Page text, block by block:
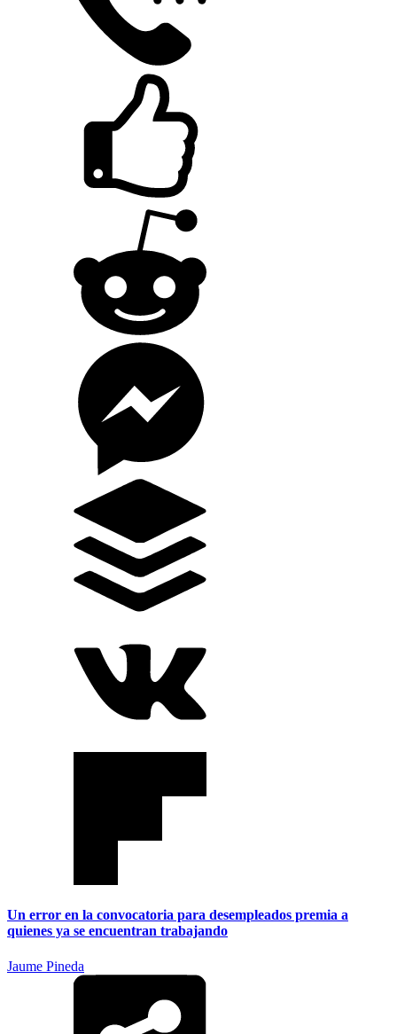
Un error en la convocatoria para desempleados premia a
quienes ya se encuentran trabajando
Jaume Pineda